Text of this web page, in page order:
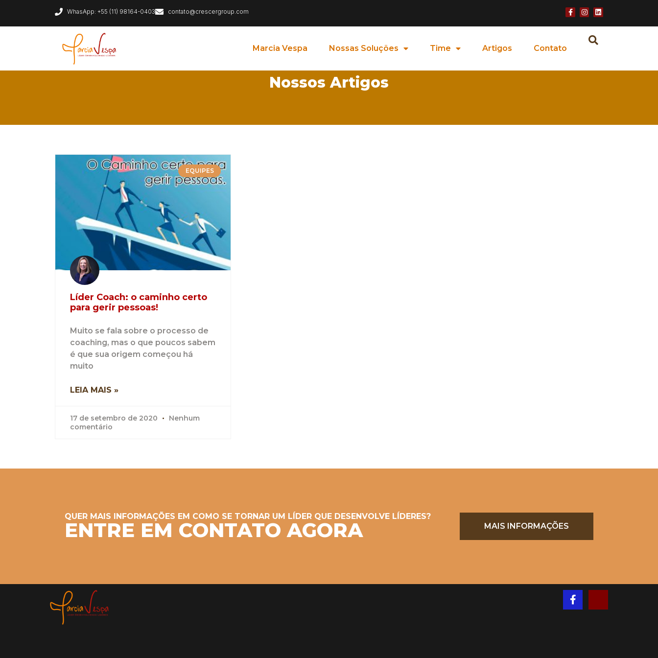
WhasApp: +55 (11) 98164-0403 contato@crescergroup.com
Marcia Vespa Nossas Soluções Time Artigos Contato
Nossos Artigos
EQUIPES
Líder Coach: o caminho certo
para gerir pessoas!
Muito se fala sobre o processo de
coaching, mas o que poucos sabem
é que sua origem começou há
muito
LEIA MAIS »
17 de setembro de 2020
Nenhum
comentário
QUER MAIS INFORMAÇÕES EM COMO SE TORNAR UM LÍDER QUE DESENVOLVE LÍDERES?
ENTRE EM CONTATO AGORA MAIS INFORMAÇÕES